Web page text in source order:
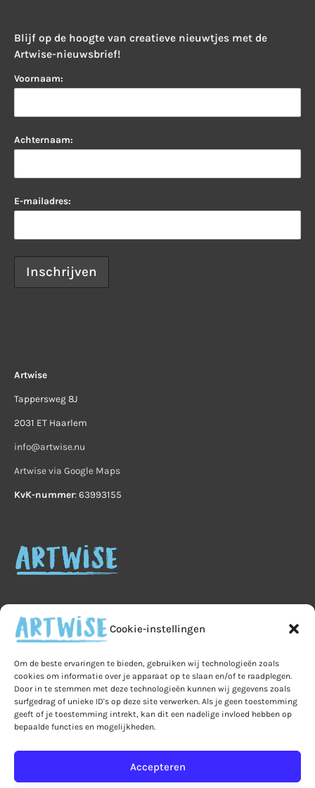
Cookie-instellingen
Om de beste ervaringen te bieden, gebruiken wij technologieën zoals
cookies om informatie over je apparaat op te slaan en/of te raadplegen.
Door in te stemmen met deze technologieën kunnen wij gegevens zoals
surfgedrag of unieke ID's op deze site verwerken. Als je geen toestemming
geeft of je toestemming intrekt, kan dit een nadelige invloed hebben op
bepaalde functies en mogelijkheden.
Accepteren
Blijf op de hoogte van creatieve nieuwtjes met de
Artwise-nieuwsbrief!
Voornaam:
Achternaam:
E-mailadres:
Artwise
Tappersweg 8J
2031 ET Haarlem
info@artwise.nu
Artwise via Google Maps
KvK-nummer: 63993155
Home Veelgestelde vragen
B2B
Privacy
Algemene voorwaarden
Privacy
Ruilen & retourneren
Leveringen & verzendkosten
Bestelling & betaling